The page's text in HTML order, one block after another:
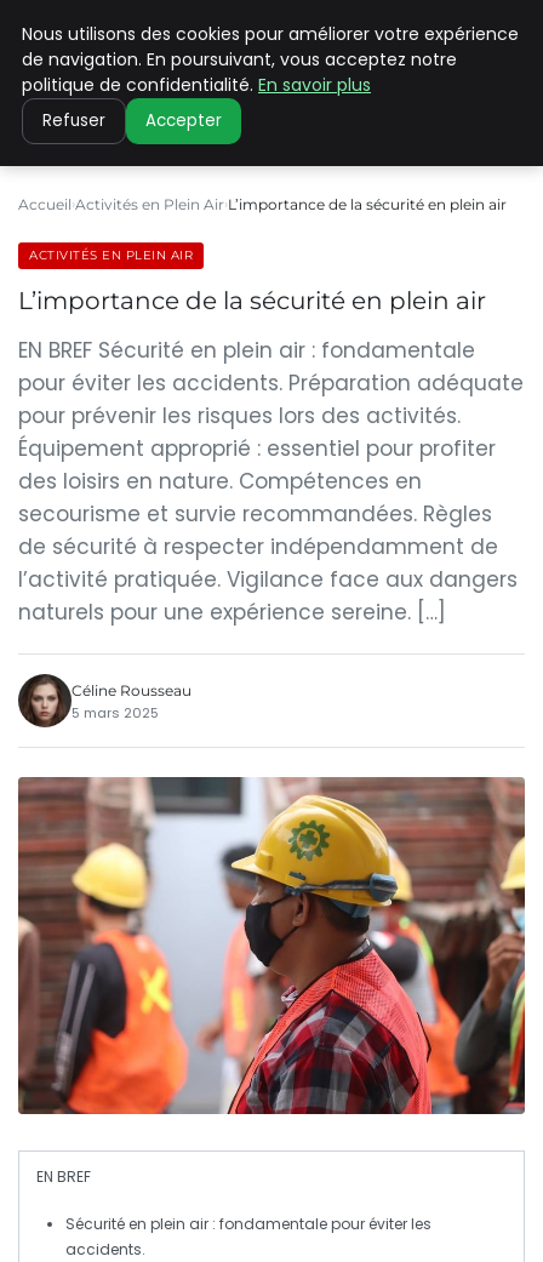
PILAT PATRIMOINES
Accueil Activités en Plein Air L’importance de la sécurité en plein air
ACTIVITÉS EN PLEIN AIR
L’importance de la sécurité en plein air
EN BREF Sécurité en plein air : fondamentale
pour éviter les accidents. Préparation adéquate
pour prévenir les risques lors des activités.
Équipement approprié : essentiel pour profiter
des loisirs en nature. Compétences en
secourisme et survie recommandées. Règles
de sécurité à respecter indépendamment de
l’activité pratiquée. Vigilance face aux dangers
naturels pour une expérience sereine. […]
Céline Rousseau
5 mars 2025
EN BREF
Sécurité en plein air : fondamentale pour éviter les
accidents.
Nous utilisons des cookies pour améliorer votre expérience
de navigation. En poursuivant, vous acceptez notre
politique de confidentialité. En savoir plus
Refuser Accepter